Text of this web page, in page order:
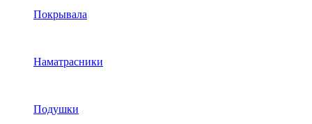
Покрывала
Наматрасники
Подушки